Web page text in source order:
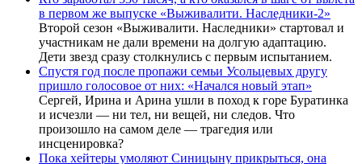
в первом же выпуске «Выживалити. Наследники-2»
Второй сезон «Выживалити. Наследники» стартовал и
участникам не дали времени на долгую адаптацию.
Дети звезд сразу столкнулись с первым испытанием.
Спустя год после пропажи семьи Усольцевых другу
пришло голосовое от них: «Начался новый этап»
Сергей, Ирина и Арина ушли в поход к горе Буратинка
и исчезли — ни тел, ни вещей, ни следов. Что
произошло на самом деле — трагедия или
инсценировка?
Пока хейтеры умоляют Синицыну прикрыться, она